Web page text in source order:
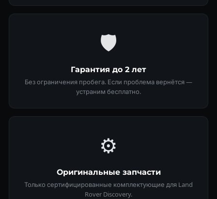
🛡
Гарантия до 2 лет
Без ограничения пробега. Если проблема вернётся —
устраним бесплатно.
⚙️
Оригинальные запчасти
Только сертифицированные комплектующие для Land
Rover Discovery.